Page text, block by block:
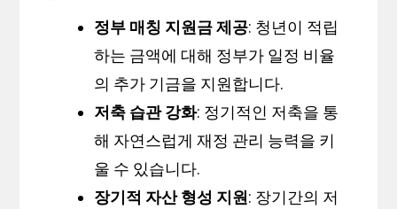
정부 매칭 지원금 제공: 청년이 적립
하는 금액에 대해 정부가 일정 비율
의 추가 기금을 지원합니다.
저축 습관 강화: 정기적인 저축을 통
해 자연스럽게 재정 관리 능력을 키
울 수 있습니다.
장기적 자산 형성 지원: 장기간의 저